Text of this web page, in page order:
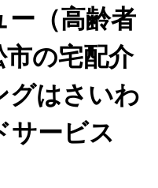
ー（高齢者
の宅配介
グはさいわ
サービス